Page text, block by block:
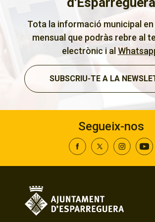
Tota la informació municipal
mensual que podràs rebre al
electrònic i al
SUBSCRIU-TE A LA
Segueix-nos